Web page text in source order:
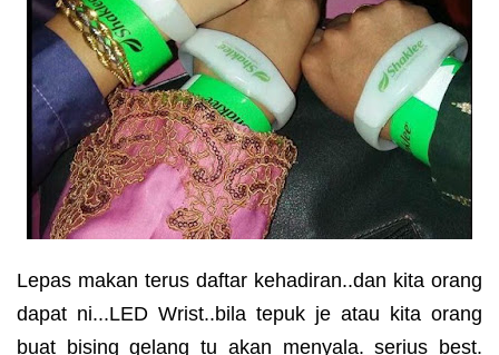
Lepas makan terus daftar kehadiran..dan kita orang
dapat ni...LED Wrist..bila tepuk je atau kita orang
buat bising gelang tu akan menyala. serius best.